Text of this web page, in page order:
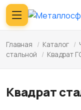
Главная / Каталог /
стальной
/ Квадрат
Квадрат